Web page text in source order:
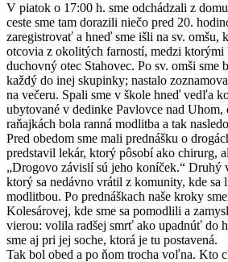
V piatok o 17:00 h. sme odchádzali z
ceste sme tam dorazili niečo pred 20.
zaregistrovať a hneď sme išli na sv. omšu,
otcovia z okolitých farností, medzi ktorými
duchovný otec Stahovec. Po sv. omši sme
každý do inej skupinky; nastalo
na večeru. Spali sme v škole hneď vedľa
ubytované v dedinke Pavlovce nad Uhom,
raňajkách bola ranná modlitba a tak
Pred obedom sme mali prednášku o
predstavil lekár, ktorý pôsobí ako chirurg,
„Drogovo závislí sú jeho koníček.“ Druhý
ktorý sa nedávno vrátil z komunity, kde sa
modlitbou. Po prednáškach naše kroky
Kolesárovej, kde sme sa pomodlili a
vierou: volila radšej smrť ako upadnúť do
sme aj pri jej soche, ktorá je tu postavená.
Tak bol obed a po ňom trocha voľna. Kto